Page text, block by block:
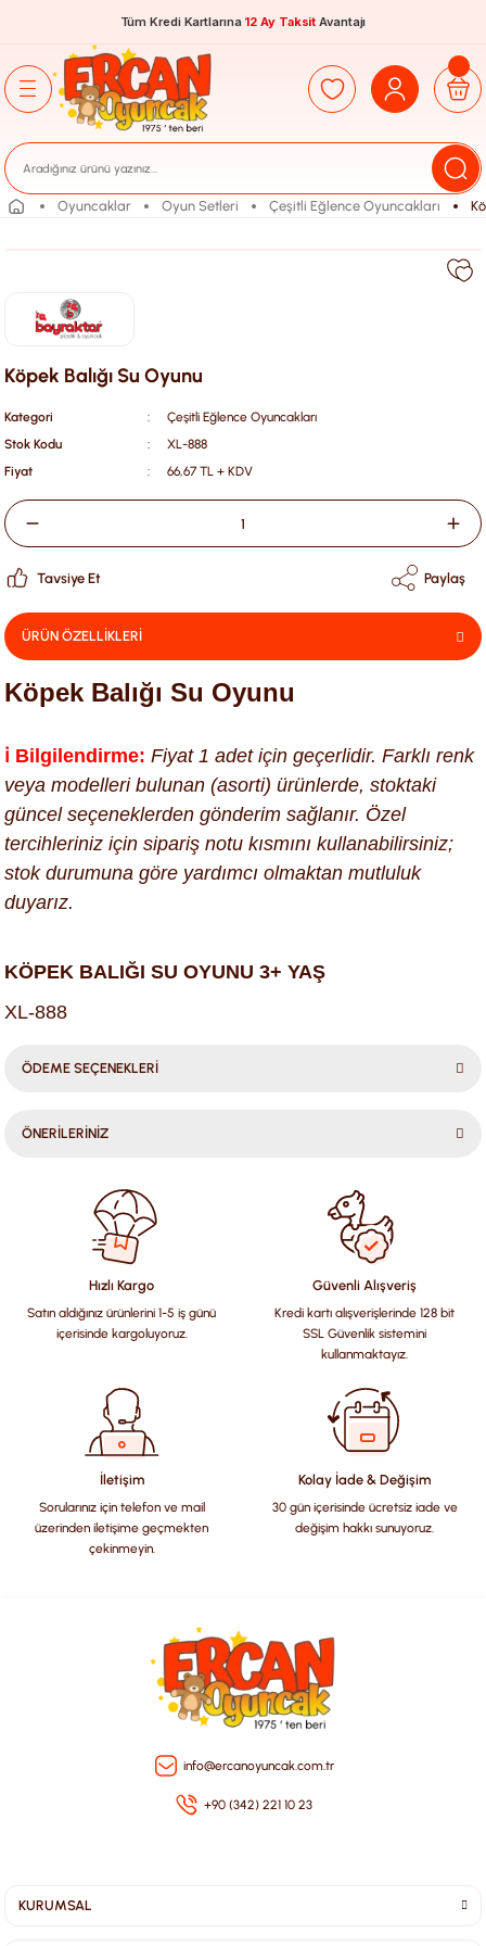
Tüm Kredi Kartlarına 12 Ay Taksit Avantajı
Oyuncaklar Oyun Setleri Çeşitli Eğlence Oyuncakları
Köpek Balığı Su Oyunu
Kategori
Çeşitli Eğlence Oyuncakları
Stok Kodu
XL-888
Fiyat
66,67 TL + KDV
Tavsiye Et Paylaş
ÜRÜN ÖZELLİKLERİ
Köpek Balığı Su Oyunu
ℹ️ Bilgilendirme: Fiyat 1 adet için geçerlidir. Farklı renk
veya modelleri bulunan (asorti) ürünlerde, stoktaki
güncel seçeneklerden gönderim sağlanır. Özel
tercihleriniz için sipariş notu kısmını kullanabilirsiniz;
stok durumuna göre yardımcı olmaktan mutluluk
duyarız.
KÖPEK BALIĞI SU OYUNU 3+ YAŞ
XL-888
ÖDEME SEÇENEKLERİ
ÖNERİLERİNİZ
konularda yetersiz gördüğünüz noktaları öneri formunu
kullanarak tarafımıza iletebilirsiniz.
Görüş ve önerileriniz için teşekkür ederiz.
Ürün resmi kalitesiz, bozuk veya görüntülenemiyor.
Ürün açıklamasında eksik bilgiler bulunuyor.
Ürün bilgilerinde hatalar bulunuyor.
Ürün fiyatı diğer sitelerden daha pahalı.
Bu ürüne benzer farklı alternatifler olmalı.
Hızlı Kargo
Satın aldığınız ürünlerini 1-5 iş günü
içerisinde kargoluyoruz.
Güvenli Alışveriş
Kredi kartı alışverişlerinde 128 bit
SSL Güvenlik sistemini
kullanmaktayız.
İletişim
Sorularınız için telefon ve mail
üzerinden iletişime geçmekten
çekinmeyin.
Kolay İade & Değişim
30 gün içerisinde ücretsiz iade ve
değişim hakkı sunuyoruz.
info@ercanoyuncak.com.tr
+90 (342) 221 10 23
KURUMSAL